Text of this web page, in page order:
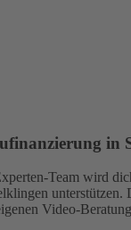
in
Team wird
unterstützen.
Video-